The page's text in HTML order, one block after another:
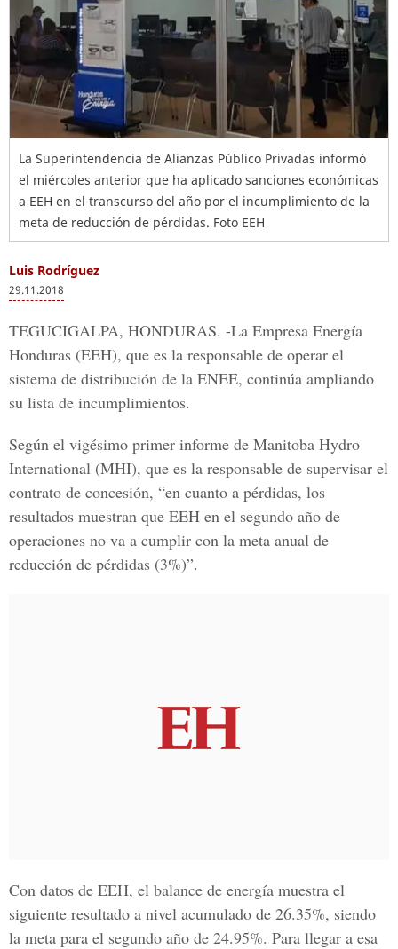
La Superintendencia de Alianzas Público Privadas informó
el miércoles anterior que ha aplicado sanciones económicas
a EEH en el transcurso del año por el incumplimiento de la
meta de reducción de pérdidas. Foto EEH
Luis Rodríguez
29.11.2018
TEGUCIGALPA, HONDURAS. -La Empresa Energía
Honduras (EEH), que es la responsable de operar el
sistema de distribución de la ENEE, continúa ampliando
su lista de incumplimientos.
Según el vigésimo primer informe de Manitoba Hydro
International (MHI), que es la responsable de supervisar el
contrato de concesión, “en cuanto a pérdidas, los
resultados muestran que EEH en el segundo año de
operaciones no va a cumplir con la meta anual de
reducción de pérdidas (3%)”.
Con datos de EEH, el balance de energía muestra el
siguiente resultado a nivel acumulado de 26.35%, siendo
la meta para el segundo año de 24.95%. Para llegar a esa